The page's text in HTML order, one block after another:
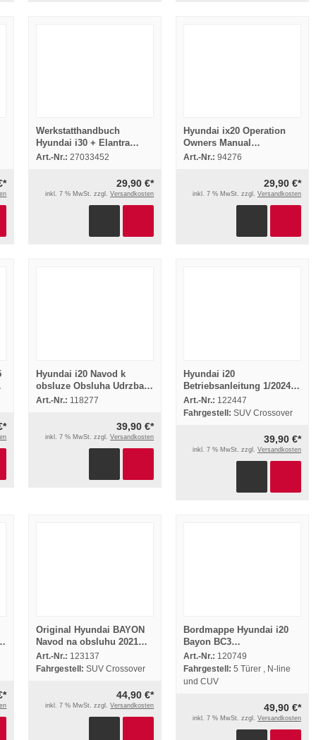
Werkstatthandbuch
Hyundai i30 + Elantra
Neos Body Repair manual
Art.-Nr.: 27033452
29,90 €*
inkl. 7 % MwSt. zzgl.Versandkosten
Hyundai ix20 Operation
Owners Manual
Maintenance 2010
Art.-Nr.: 94276
29,90 €*
inkl. 7 % MwSt. zzgl. Versandkosten
Hyundai i20 Navod k
obsluze Obsluha Udrzba
Technicke udaje 2015
Art.-Nr.: 118277
39,90 €*
inkl. 7 % MwSt. zzgl.Versandkosten
Hyundai i20
Betriebsanleitung 1/2024
Bedienungsanleitung
Bordbuch Deutsch
Art.-Nr.: 122447
Fahrgestell: SUV Crossover
39,90 €*
inkl. 7 % MwSt. zzgl. Versandkosten
Original Hyundai BAYON
Navod na obsluhu 2021
Obsluha Palubný manuál
Art.-Nr.: 123137
Fahrgestell: SUV Crossover
44,90 €*
inkl. 7 % MwSt. zzgl.Versandkosten
Bordmappe Hyundai i20
Bayon BC3
Betriebsanleitung 2025
Handbuch Bordbuch
Deutsch
Art.-Nr.: 120749
Fahrgestell: 5 Türer , N-line
und CUV
49,90 €*
inkl. 7 % MwSt. zzgl. Versandkosten